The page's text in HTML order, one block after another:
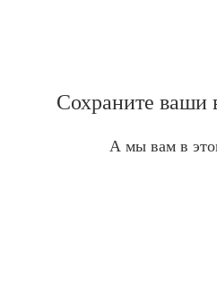
Сохраните ваши
А мы вам в